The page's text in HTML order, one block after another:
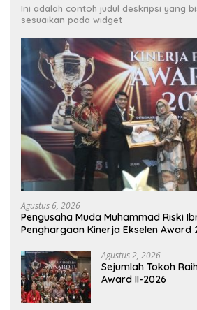
Ini adalah contoh judul deskripsi yang
sesuaikan pada widget
Agustus 6, 2026
Pengusaha Muda Muhammad Riski
Penghargaan Kinerja Ekselen Award
Agustus 2, 2026
Sejumlah Tokoh
Award II-2026